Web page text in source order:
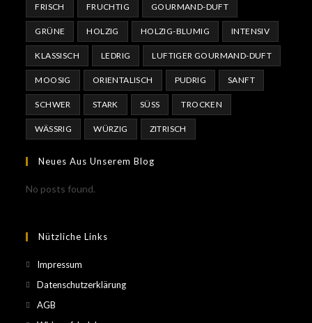
FRISCH FRUCHTIG GOURMAND-DUFT
GRÜNE HOLZIG HOLZIG-BLUMIG INTENSIV
KLASSISCH LEDRIG LUFTIGER GOURMAND-DUFT
MOOSIG ORIENTALISCH PUDRIG SANFT
SCHWER STARK SÜSS TROCKEN
WÄSSRIG WÜRZIG ZITRISCH
Neues Aus Unserem Blog
No posts found.
Nützliche Links
Impressum
Datenschutzerklärung
AGB